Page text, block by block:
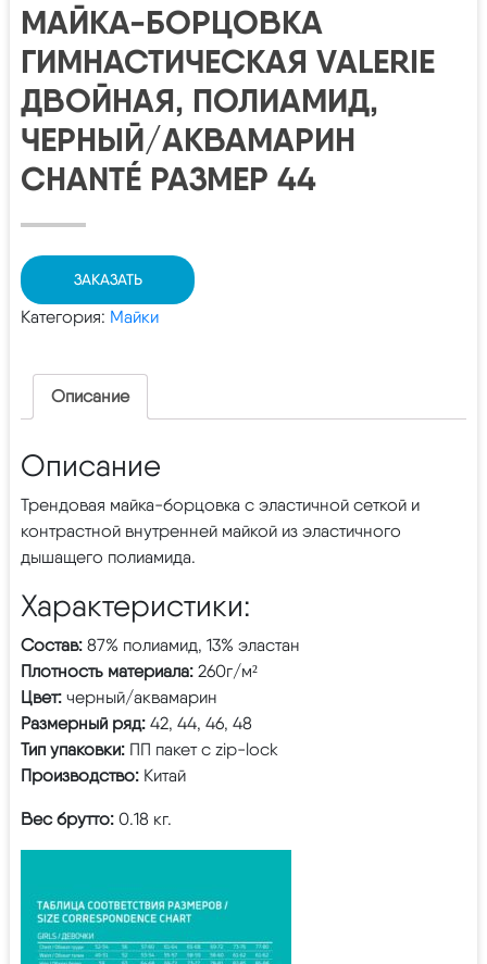
МАЙКА-БОРЦОВКА
ГИМНАСТИЧЕСКАЯ VALERIE
ДВОЙНАЯ, ПОЛИАМИД,
ЧЕРНЫЙ/АКВАМАРИН
CHANTÉ РАЗМЕР 44
ЗАКАЗАТЬ
Категория: Майки
Описание
Описание
Трендовая майка-борцовка с эластичной сеткой и
контрастной внутренней майкой из эластичного
дышащего полиамида.
Характеристики:
Состав: 87% полиамид, 13% эластан
Плотность материала: 260г/м²
Цвет: черный/аквамарин
Размерный ряд: 42, 44, 46, 48
Тип упаковки: ПП пакет с zip-lock
Производство: Китай
Вес брутто: 0.18 кг.